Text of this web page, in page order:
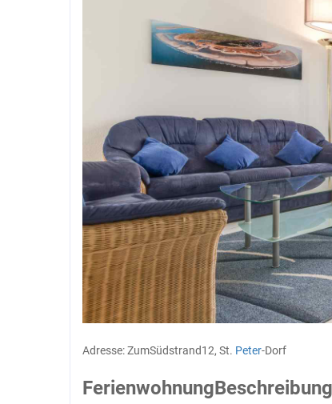
Adresse: ZumSüdstrand12, St. Peter-Dorf
FerienwohnungBeschreibung